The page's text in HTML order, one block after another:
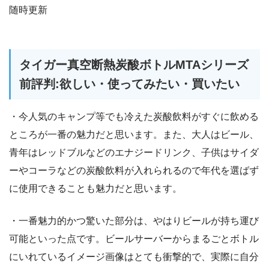
随時更新
タイガー真空断熱炭酸ボトルMTAシリーズ
前評判:欲しい・使ってみたい・買いたい
・今人気のキャンプ等でも冷えた炭酸飲料がすぐに飲める
ところが一番の魅力だと思います。また、大人はビール、
青年はレッドブルなどのエナジードリンク、子供はサイダ
ーやコーラなどの炭酸飲料が入れられるので年代を選ばず
に使用できることも魅力だと思います。
・一番魅力的かつ驚いた部分は、やはりビールが持ち運び
可能といった点です。ビールサーバーからまるごとボトル
にいれているイメージ画像はとても衝撃的で、実際に自分